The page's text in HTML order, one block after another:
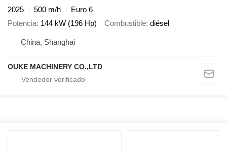
2025
500 m/h
Euro 6
Potencia 144 kW (196 Hp) Combustible diésel
China, Shanghai
OUKE MACHINERY CO.,LTD